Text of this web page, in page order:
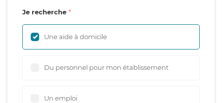
Je recherche
Une aide à domicile
Du personnel pour mon établissement
Un emploi